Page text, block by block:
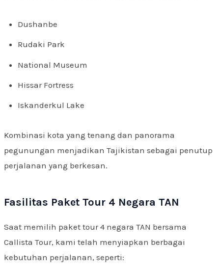
Dushanbe
Rudaki Park
National Museum
Hissar Fortress
Iskanderkul Lake
Kombinasi kota yang tenang dan panorama
pegunungan menjadikan Tajikistan sebagai penutup
perjalanan yang berkesan.
Fasilitas Paket Tour 4 Negara TAN
Saat memilih paket tour 4 negara TAN bersama
Callista Tour, kami telah menyiapkan berbagai
kebutuhan perjalanan, seperti: